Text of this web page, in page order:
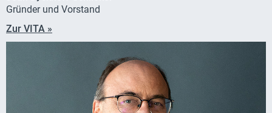
Gründer und Vorstand
Zur VITA »